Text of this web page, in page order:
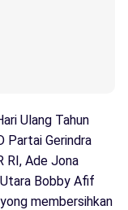
Ulang Tahun
Partai Gerindra
RI, Ade Jona
Bobby Afif
membersihkan